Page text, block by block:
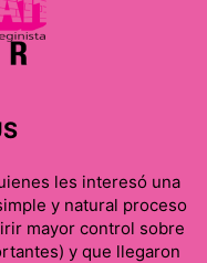
les interesó una
y natural proceso
mayor control sobre
y que llegaron